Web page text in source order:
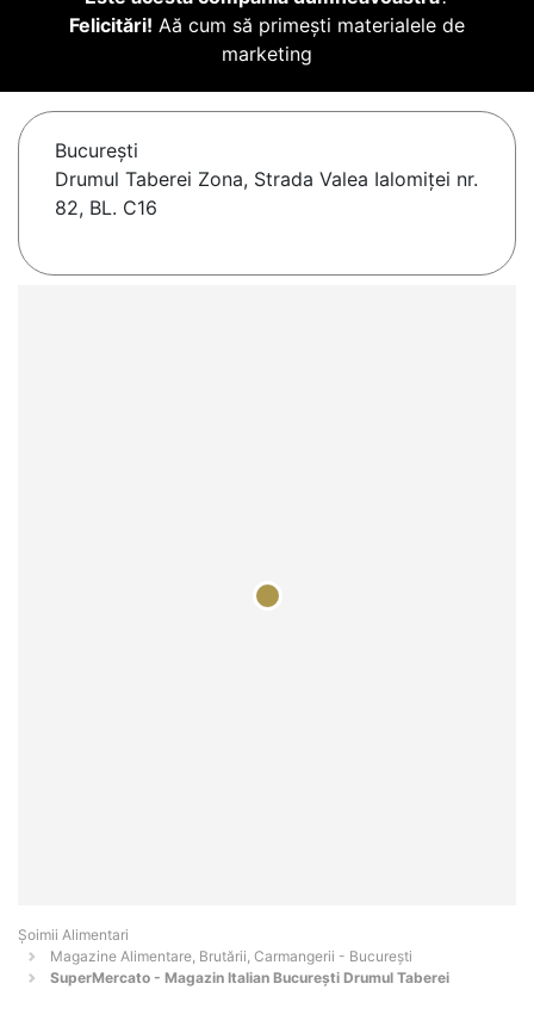
Felicitări! Aă cum să primești materialele de
marketing
Bucureşti
Drumul Taberei Zona, Strada Valea Ialomiței nr.
82, BL. C16
Şoimii Alimentari
Magazine Alimentare, Brutării, Carmangerii - Bucureşti
SuperMercato - Magazin Italian București Drumul Taberei